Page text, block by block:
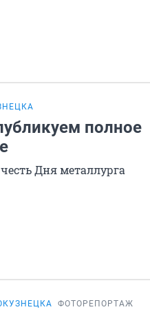
полное
Дня металлурга
ФОТОРЕПОРТАЖ